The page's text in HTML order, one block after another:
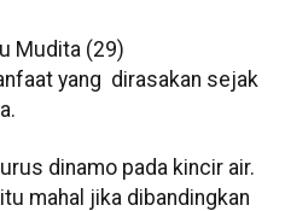
Mudita (29)
yang dirasakan sejak
dinamo pada kincir air.
mahal jika dibandingkan